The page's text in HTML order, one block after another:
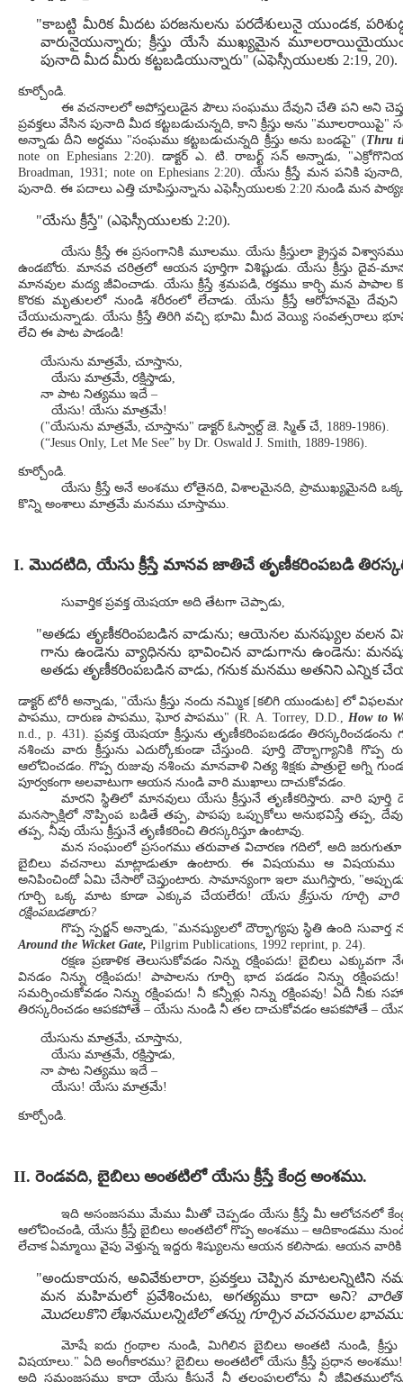
"కాబట్టి మీరిక మీదట పరజనులను పరదేశులునై యుండక,
వారునైయున్నారు; క్రీస్తు యేసే ముఖ్యమైన
పునాది మీద మీరు కట్టబడియున్నారు" (ఎఫెస్సీయులకు 2:19, 20).
కూర్చోండి.
ఈ వచనాలలో అపోస్తలుడైన పౌలు సంఘము దేవుని చేతి పని అని
ప్రవక్తలు వేసిన పునాది మీద కట్టబడుచున్నది, కాని క్రీస్తు అను "మూలరాయిపై"
అన్నాడు దీని అర్ధము "సంఘము కట్టబడుచున్నది క్రీస్తు అను బండపై" (Thru
note on Ephesians 2:20). డాక్టర్ ఎ. టి. రాబర్ట్ సన్ అన్నాడు,
Broadman, 1931; note on Ephesians 2:20). యేసు క్రీస్తే మన పనికి
పునాది. ఈ పదాలు ఎత్తి చూపిస్తున్నాను ఎఫెస్సీయులకు 2:20 నుండి మన
"యేసు క్రీస్తే" (ఎఫెస్సీయులకు 2:20).
యేసు క్రీస్తే ఈ ప్రసంగానికి మూలము. యేసు క్రీస్తులా క్రైస్తవ
ఉండబోరు. మానవ చరిత్రలో ఆయన పూర్తిగా విశిష్టుడు. యేసు క్రీస్తు దైవ-
మానవుల మద్య జీవించాడు. యేసు క్రీస్తే శ్రమపడి, రక్తము కార్చి మన
కొరకు మృతులలో నుండి శరీరంలో లేచాడు. యేసు క్రీస్తే ఆరోహనమై దేవుని
చేయుచున్నాడు. యేసు క్రీస్తే తిరిగి వచ్చి భూమి మీద వెయ్యి సంవత్సరాలు
లేచి ఈ పాట పాడండి!
యేసును మాత్రమే, చూస్తాను,
యేసు మాత్రమే, రక్షిస్తాడు,
నా పాట నిత్యము ఇదే –
యేసు! యేసు మాత్రమే!
("యేసును మాత్రమే, చూస్తాను" డాక్టర్ ఓస్వాల్ద్ జె. స్మిత్ చే, 1889-1986).
(“Jesus Only, Let Me See” by Dr. Oswald J. Smith, 1889-1986).
కూర్చోండి.
యేసు క్రీస్తే అనే అంశము లోతైనది, విశాలమైనది, ప్రాముఖ్యమైనది ఒక్క
కొన్ని అంశాలు మాత్రమే మనము చూస్తాము.
I. మొదటిది, యేసు క్రీస్తే మానవ జాతిచే తృణీకరింపబడి
సువార్తిక ప్రవక్త యెషయా అది తేటగా చెప్పాడు,
"అతడు తృణీకరింపబడిన వాడును; ఆయెనల మనష్యుల వలన
గాను ఉండెను వ్యాధినను భావించిన వాడుగాను ఉండెను:
అతడు తృణీకరింపబడిన వాడు, గనుక మనము అతనిని
డాక్టర్ టోరీ అన్నాడు, "యేసు క్రీస్తు నందు నమ్మిక [కలిగి యుండుట] లో
పాపము, దారుణ పాపము, ఘోర పాపము" (R. A. Torrey, D.D.,How to
n.d., p. 431). ప్రవక్త యెషయా క్రీస్తును తృణీకరింపబడడం
నశించు వారు క్రీస్తును ఎదుర్కోకుండా చేస్తుంది. పూర్తి దౌర్భాగ్యానికి గొప్ప
ఆలోచించడం. గొప్ప రుజువు నశించు మానవాళి నిత్య శిక్షకు పాత్రులై అగ్ని
పూర్వకంగా అలవాటుగా ఆయన నుండి వారి ముఖాలు దాచుకోవడం.
మారని స్థితిలో మానవులు యేసు క్రీస్తునే తృణీకరిస్తారు. వారి పూర్తి
మనస్సాక్షిలో నొప్పింప బడితే తప్ప, పాపపు ఒప్పుకోలు అనుభవిస్తే తప్ప,
తప్ప, నీవు యేసు క్రీస్తునే తృణీకరించి తిరస్కరిస్తూ ఉంటావు.
మన సంఘంలో ప్రసంగము తరువాత విచారణ గదిలో, అది జరుగుతూ
బైబిలు వచనాలు మాట్లాడుతూ ఉంటారు. ఈ విషయము ఆ విషయము
అనిపించిందో ఏమి చేసారో చెప్తుంటారు. సామాన్యంగా ఇలా ముగిస్తారు,
గూర్చి ఒక్క మాట కూడా ఎక్కువ చేయలేరు! యేసు క్రీస్తును గూర్చి
రక్షింపబడతారు?
గొప్ప స్పర్జన్ అన్నాడు, "మనష్యులలో దౌర్భాగ్యపు స్థితి ఉంది సువార్త
Around the Wicket Gate, Pilgrim Publications, 1992 reprint, p. 24).
రక్షణ ప్రణాళిక తెలుసుకోవడం నిన్ను రక్షింపదు! బైబిలు ఎక్కువగా
వినడం నిన్ను రక్షింపదు! పాపాలను గూర్చి భాద పడడం నిన్ను
సమర్పించుకోవడం నిన్ను రక్షింపదు! నీ కన్నీళ్లు నిన్ను రక్షింపవు! ఏదీ
తిరస్కరించడం ఆపకపోతే – యేసు నుండి నీ తల దాచుకోవడం ఆపకపోతే – యేసు
యేసును మాత్రమే, చూస్తాను,
యేసు మాత్రమే, రక్షిస్తాడు,
నా పాట నిత్యము ఇదే –
యేసు! యేసు మాత్రమే!
కూర్చోండి.
II. రెండవది, బైబిలు అంతటిలో యేసు క్రీస్తే కేంద్ర అంశము.
ఇది అసంజసము మేము మీతో చెప్పడం యేసు క్రీస్తే మీ ఆలోచనలో
ఆలోచించండి, యేసు క్రీస్తే బైబిలు అంతటిలో గొప్ప అంశము – ఆదికాండము నుండి
లేచాక ఏమ్మాయి వైపు వెళ్తున్న ఇద్దరు శిష్యులను ఆయన కలిసాడు. ఆయన వారికి
"అందుకాయన, అవివేకులారా, ప్రవక్తలు చెప్పిన మాటలన్నిటిని
మన మహిమలో ప్రవేశించుట, అగత్యము కాదా అని? వారితో
మొదలుకొని లేఖనములన్నిటిలో తన్ను గూర్చిన వచనముల
మోషే ఐదు గ్రంథాల నుండి, మిగిలిన బైబిలు అంతటి నుండి,
విషయాలు." ఏది అంగీకారము? బైబిలు అంతటిలో యేసు క్రీస్తే ప్రధాన అంశము!
అది సమంజసము కాదా యేసు క్రీస్తునే నీ తలంపులలోను నీ